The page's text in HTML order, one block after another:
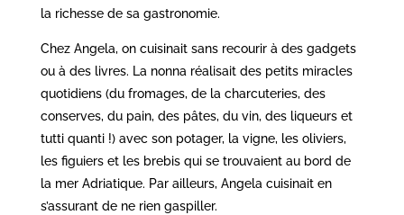
la richesse de sa gastronomie.
Chez Angela, on cuisinait sans recourir à des gadgets
ou à des livres. La nonna réalisait des petits miracles
quotidiens (du fromages, de la charcuteries, des
conserves, du pain, des pâtes, du vin, des liqueurs et
tutti quanti !) avec son potager, la vigne, les oliviers,
les figuiers et les brebis qui se trouvaient au bord de
la mer Adriatique. Par ailleurs, Angela cuisinait en
s’assurant de ne rien gaspiller.